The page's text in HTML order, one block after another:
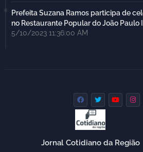
Prefeita Suzana Ramos participa de
no Restaurante Popular do João Paulo II
5/10/2023 11:36:00 AM
Jornal Cotidiano da Região